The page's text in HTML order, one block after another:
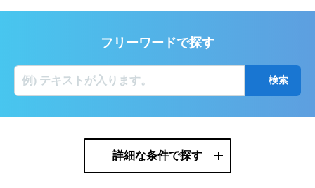
フリーワードで探す
詳細な条件で探す